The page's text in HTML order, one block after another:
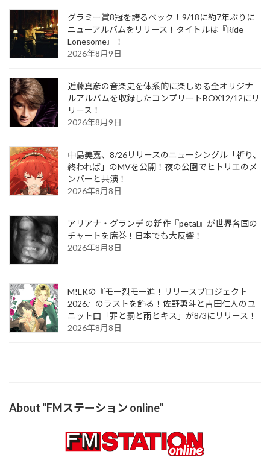
グラミー賞8冠を誇るベック！9/18に約7年ぶりに
ニューアルバムをリリース！タイトルは『Ride
Lonesome』！
2026年8月9日
近藤真彦の音楽史を体系的に楽しめる全オリジナ
ルアルバムを収録したコンプリートBOX12/12にリ
リース！
2026年8月9日
中島美嘉、8/26リリースのニューシングル「祈り、
終われば」のMVを公開！夜の公園でヒトリエのメ
ンバーと共演！
2026年8月8日
アリアナ・グランデ の新作『petal』が世界各国の
チャートを席巻！日本でも大反響！
2026年8月8日
M!LKの『モー烈モー進！リリースプロジェクト
2026』のラストを飾る！佐野勇斗と吉田仁人のユ
ニット曲「罪と罰と雨とキス」が8/3にリリース！
2026年8月8日
About "FMステーション online"